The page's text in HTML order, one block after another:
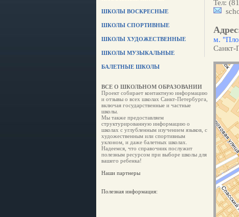
ШКОЛЫ ВОСКРЕСНЫЕ
ШКОЛЫ СПОРТИВНЫЕ
ШКОЛЫ ХУДОЖЕСТВЕННЫЕ
ШКОЛЫ МУЗЫКАЛЬНЫЕ
БАЛЕТНЫЕ ШКОЛЫ
ВСЕ О ШКОЛЬНОМ ОБРАЗОВАНИИ
Проект собирает контактную информацию
и отзывы о всех школах Санкт-Петербурга,
включая государственные и частные
школы.
Мы также предоставляем
структурированную информацию о
школах с углубленным изучением языков, с
художественным или спортивным
уклоном, и даже балетных школах.
Надеемся, что справочник послужит
полезным ресурсом при выборе школы для
вашего ребенка!
Наши партнеры
Полезная информация:
Тел:
м.
Санкт-